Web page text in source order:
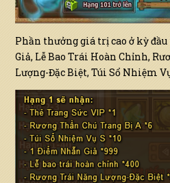
Phần thưởng giá trị cao ở kỳ
Giả, Lễ Bao Trái Hoàn Chỉnh,
Lượng-Đặc Biệt, Túi Sổ Nhiệm Vụ
Chọn server để nhận code
Vui lòng chọn